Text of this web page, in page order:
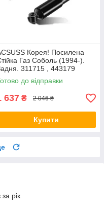
Корея! Посилена
Газ Соболь (1994-).
311715 , 443179
до відправки
637 ₴ 2 046 ₴
Купити
рік